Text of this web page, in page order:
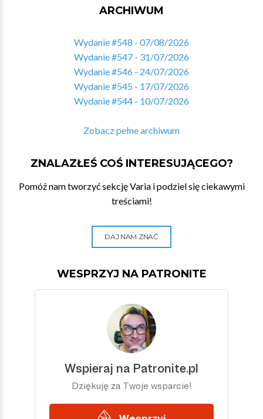
ARCHIWUM
Wydanie #548 - 07/08/2026
Wydanie #547 - 31/07/2026
Wydanie #546 - 24/07/2026
Wydanie #545 - 17/07/2026
Wydanie #544 - 10/07/2026
Zobacz pełne archiwum
ZNALAZŁEŚ COŚ INTERESUJĄCEGO?
Pomóż nam tworzyć sekcję Varia i podziel się ciekawymi
treściami!
DAJ NAM ZNAĆ
WESPRZYJ NA PATRONITE